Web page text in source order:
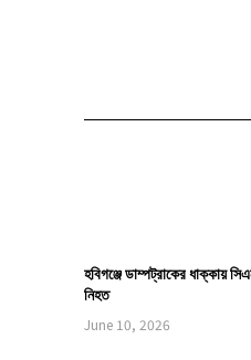
হবিগঞ্জে ডাম্পট্রাকের ধাক্কায়
নিহত
June 10, 2026